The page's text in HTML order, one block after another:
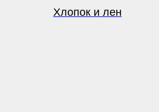
Хлопок и лен